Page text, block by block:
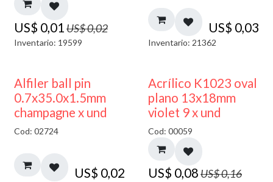
US$ 0,01US$0,02
Inventario: 19599
US$ 0,03
Inventario: 21362
Alfiler ball pin
0.7x35.0x1.5mm
champagne x und
Cod: 02724
US$ 0,02
50% DESCUENTO
Acrílico K1023 oval
plano 13x18mm
violet 9 x und
Cod: 00059
US$ 0,08US$0,16